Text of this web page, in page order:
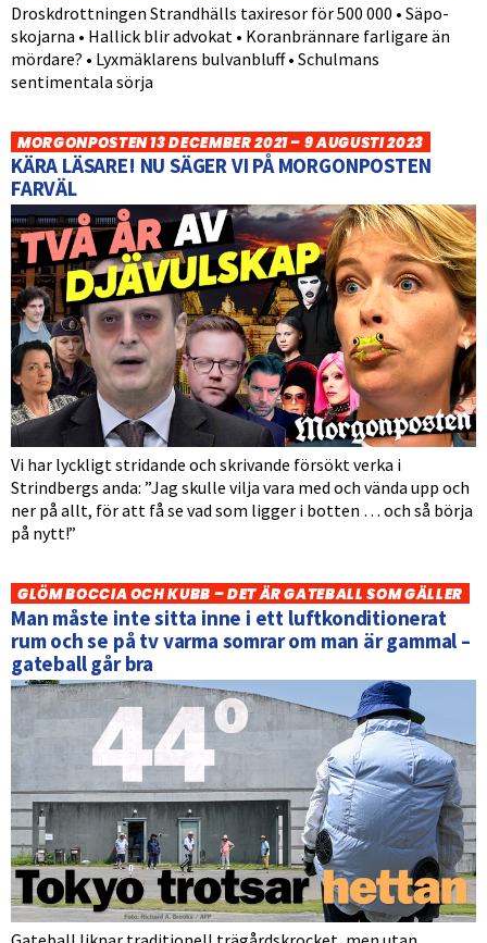
Droskdrottningen Strandhälls taxiresor för 500 000 • Säpo-
skojarna • Hallick blir advokat • Koranbrännare farligare än
mördare? • Lyxmäklarens bulvanbluff • Schulmans
sentimentala sörja
MORGONPOSTEN 13 DECEMBER 2021 – 9 AUGUSTI 2023
KÄRA LÄSARE! NU SÄGER VI PÅ MORGONPOSTEN
FARVÄL
Vi har lyckligt stridande och skrivande försökt verka i
Strindbergs anda: ”Jag skulle vilja vara med och vända upp och
ner på allt, för att få se vad som ligger i botten … och så börja
på nytt!”
GLÖM BOCCIA OCH KUBB – DET ÄR GATEBALL SOM GÄLLER
Man måste inte sitta inne i ett luftkonditionerat
rum och se på tv varma somrar om man är gammal –
gateball går bra